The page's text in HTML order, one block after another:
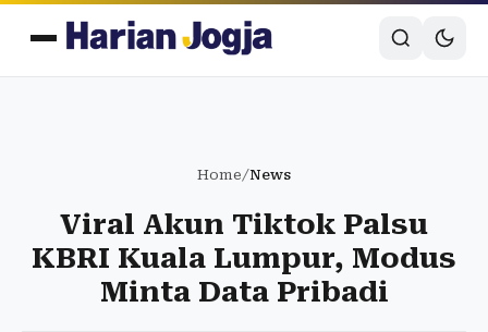
Home/News
Viral Akun Tiktok Palsu
KBRI Kuala Lumpur, Modus
Minta Data Pribadi